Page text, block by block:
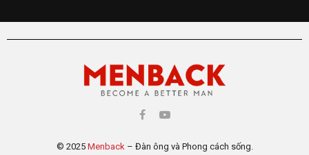
© 2025 Menback – Đàn ông và Phong cách sống.